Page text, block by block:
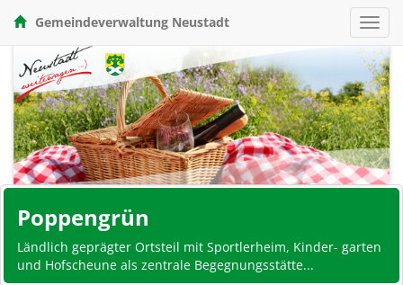
Gemeindeverwaltung Neustadt
Poppengrün
Ländlich geprägter Ortsteil mit Sportlerheim, Kinder- garten
und Hofscheune als zentrale Begegnungsstätte...